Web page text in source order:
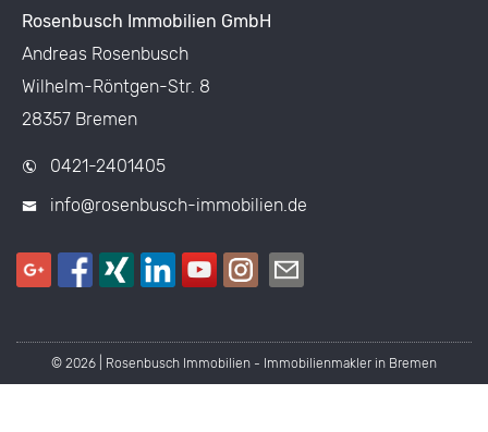
Rosenbusch Immobilien GmbH
Andreas Rosenbusch
Wilhelm-Röntgen-Str. 8
28357 Bremen
0421-2401405
info@rosenbusch-immobilien.de
© 2026 | Rosenbusch Immobilien - Immobilienmakler in Bremen